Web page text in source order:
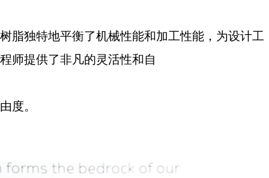
树脂独特地平衡了机械性能和加工性能，为设计工
程师提供了非凡的灵活性和自
由度。